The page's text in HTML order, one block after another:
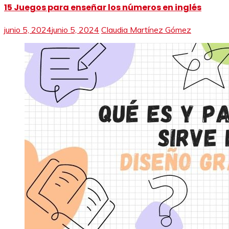
15 Juegos para enseñar los números en inglés
junio 5, 2024junio 5, 2024 Claudia Martínez Gómez